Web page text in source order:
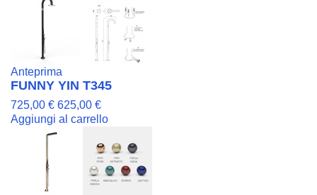
Anteprima
FUNNY YIN T345
725,00 € 625,00 €
Aggiungi al carrello